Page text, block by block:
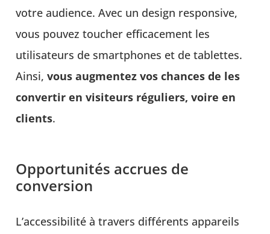
votre audience. Avec un design responsive,
vous pouvez toucher efficacement les
utilisateurs de smartphones et de tablettes.
Ainsi,vous augmentez vos chances de les
convertir en visiteurs réguliers, voire en
clients.
Opportunités accrues de
conversion
L’accessibilité à travers différents appareils